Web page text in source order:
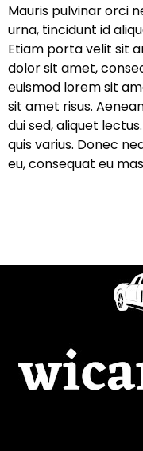
Mauris pulvinar orci
urna, tincidunt id
Etiam porta velit sit
dolor sit amet,
euismod lorem sit
sit amet risus.
dui sed, aliquet
quis varius. Donec
eu, consequat eu